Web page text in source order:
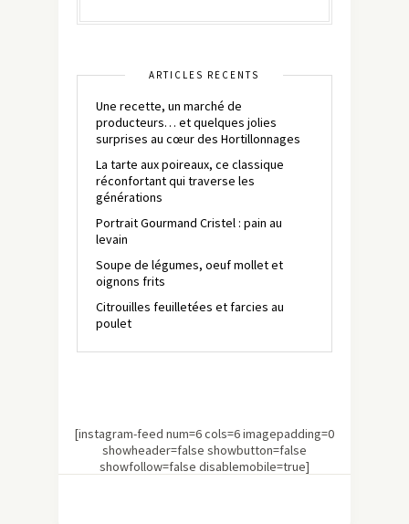
ARTICLES RÉCENTS
Une recette, un marché de
producteurs… et quelques jolies
surprises au cœur des Hortillonnages
La tarte aux poireaux, ce classique
réconfortant qui traverse les
générations
Portrait Gourmand Cristel : pain au
levain
Soupe de légumes, oeuf mollet et
oignons frits
Citrouilles feuilletées et farcies au
poulet
[instagram-feed num=6 cols=6 imagepadding=0
showheader=false showbutton=false
showfollow=false disablemobile=true]